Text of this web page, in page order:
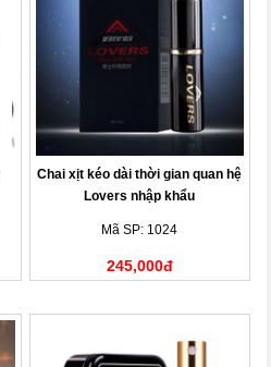
Chai xịt kéo dài thời gian quan hệ
Lovers nhập khẩu
Mã SP: 1024
245,000đ